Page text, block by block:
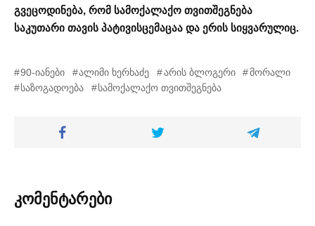
გვეცოდინება, რომ სამოქალაქო თვითშეგნება
საკუთარი თავის პატივისცემაცაა და ერის სიყვარულიც.
90-იანები ალიმი ხერხაძე არის ბლოგერი
მორალი
საზოგადოება
სამოქალაქო თვითშეგნება
კომენტარები